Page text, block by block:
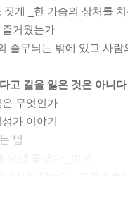
짓게 _한 가슴의 상처를
거웠는가
줄무늬는 밖에 있고 사
고 길을 잃은 것은 아니다
무엇인가
가 이야기
법
치지 않는다 _프루스트